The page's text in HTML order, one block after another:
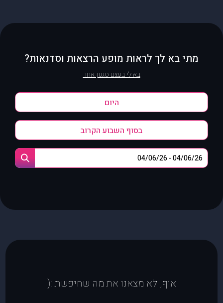
מתי בא לך לראות מופע הרצאות וסדנאות?
בא לי בעצם סגנון אחר
היום
בסוף השבוע הקרוב
אוף, לא מצאנו את מה שחיפשת :(